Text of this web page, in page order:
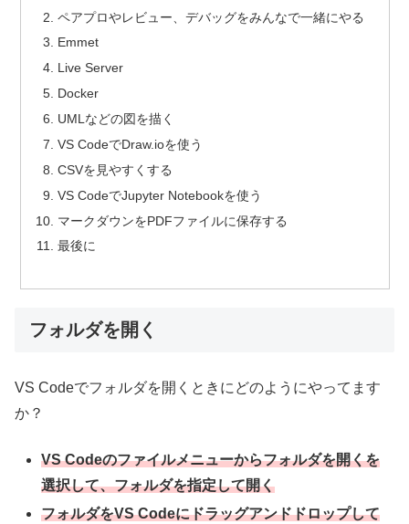
ペアプロやレビュー、デバッグをみんなで一緒にやる
Emmet
Live Server
Docker
UMLなどの図を描く
VS CodeでDraw.ioを使う
CSVを見やすくする
VS CodeでJupyter Notebookを使う
マークダウンをPDFファイルに保存する
最後に
フォルダを開く
VS Codeでフォルダを開くときにどのようにやってます
か？
VS Codeのファイルメニューからフォルダを開くを
選択して、フォルダを指定して開く
フォルダをVS Codeにドラッグアンドドロップして